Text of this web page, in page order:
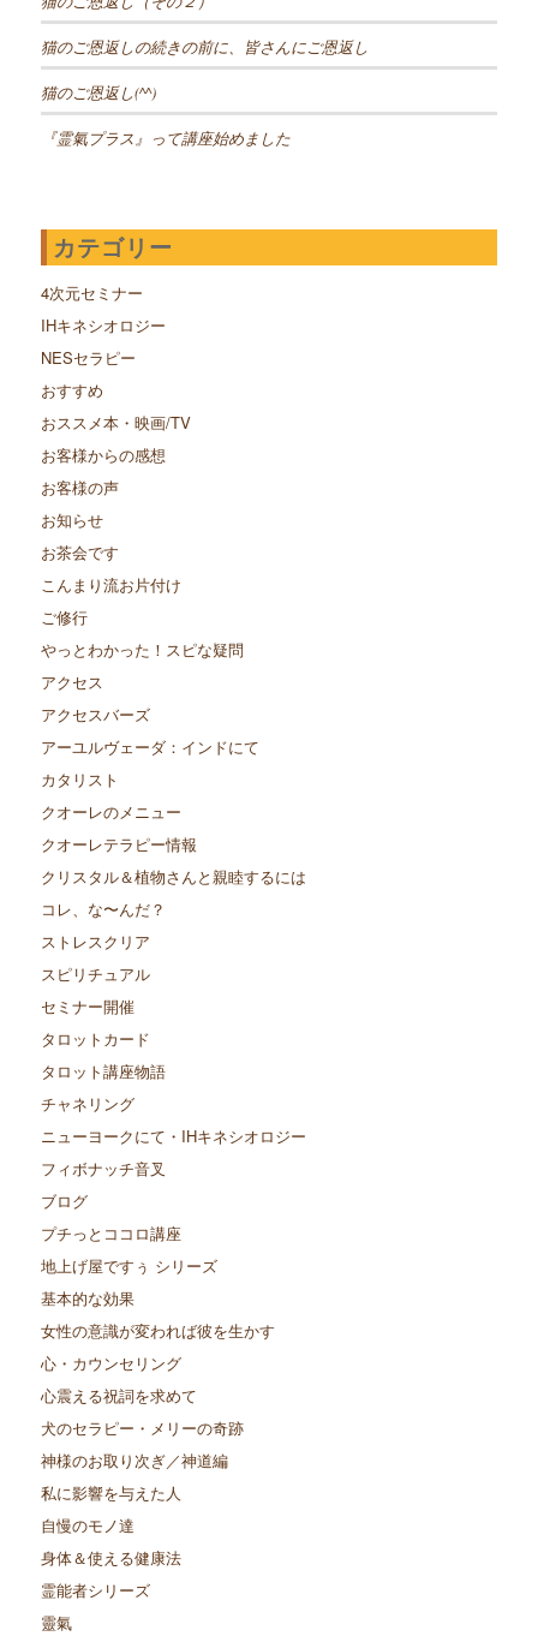
猫のご恩返しの続きの前に、皆さんにご恩返し
猫のご恩返し(^^)
『霊氣プラス』って講座始めました
カテゴリー
4次元セミナー
IHキネシオロジー
NESセラピー
おすすめ
おススメ本・映画/TV
お客様からの感想
お客様の声
お知らせ
お茶会です
こんまり流お片付け
ご修行
やっとわかった！スピな疑問
アクセス
アクセスバーズ
アーユルヴェーダ：インドにて
カタリスト
クオーレのメニュー
クオーレテラピー情報
クリスタル＆植物さんと親睦するには
コレ、な〜んだ？
ストレスクリア
スピリチュアル
セミナー開催
タロットカード
タロット講座物語
チャネリング
ニューヨークにて・IHキネシオロジー
フィボナッチ音叉
ブログ
プチっとココロ講座
地上げ屋ですぅ シリーズ
基本的な効果
女性の意識が変われば彼を生かす
心・カウンセリング
心震える祝詞を求めて
犬のセラピー・メリーの奇跡
神様のお取り次ぎ／神道編
私に影響を与えた人
自慢のモノ達
身体＆使える健康法
霊能者シリーズ
靈氣